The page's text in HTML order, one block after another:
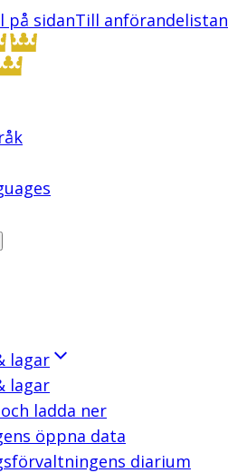
på sidanTill anförandelistan
lagar
lagar
ladda ner
öppna data
diarium